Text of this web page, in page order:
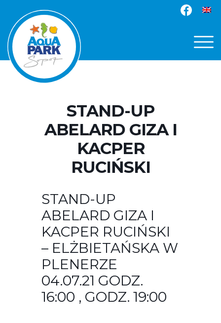
STAND-UP
ABELARD GIZA I
KACPER
RUCIŃSKI
STAND-UP
ABELARD GIZA I
KACPER RUCIŃSKI
– ELŻBIETAŃSKA W
PLENERZE
04.07.21 GODZ.
16:00 , GODZ. 19:00